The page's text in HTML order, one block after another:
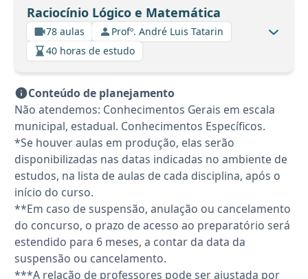
Raciocínio Lógico e Matemática
78 aulas
Profº. André Luis Tatarin
40 horas de estudo
Conteúdo de planejamento
Não atendemos: Conhecimentos Gerais em escala
municipal, estadual. Conhecimentos Específicos.
*Se houver aulas em produção, elas serão
disponibilizadas nas datas indicadas no ambiente de
estudos, na lista de aulas de cada disciplina, após o
início do curso.
**Em caso de suspensão, anulação ou cancelamento
do concurso, o prazo de acesso ao preparatório será
estendido para 6 meses, a contar da data da
suspensão ou cancelamento.
***A relação de professores pode ser ajustada por